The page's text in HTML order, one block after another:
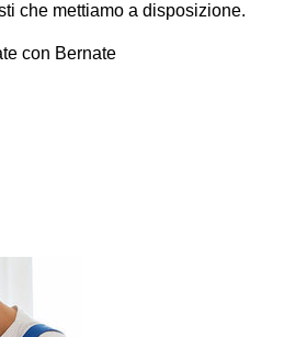
che mettiamo a disposizione.
con Bernate